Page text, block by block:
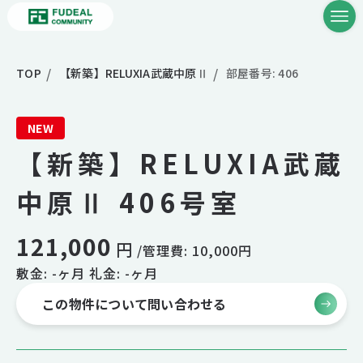
TOP 【新築】RELUXIA武蔵中原Ⅱ 部屋番号: 406
NEW
【新築】RELUXIA武蔵
中原Ⅱ 406号室
121,000 円 /管理費: 10,000円
敷金: -ヶ月 礼金: -ヶ月
この物件について問い合わせる